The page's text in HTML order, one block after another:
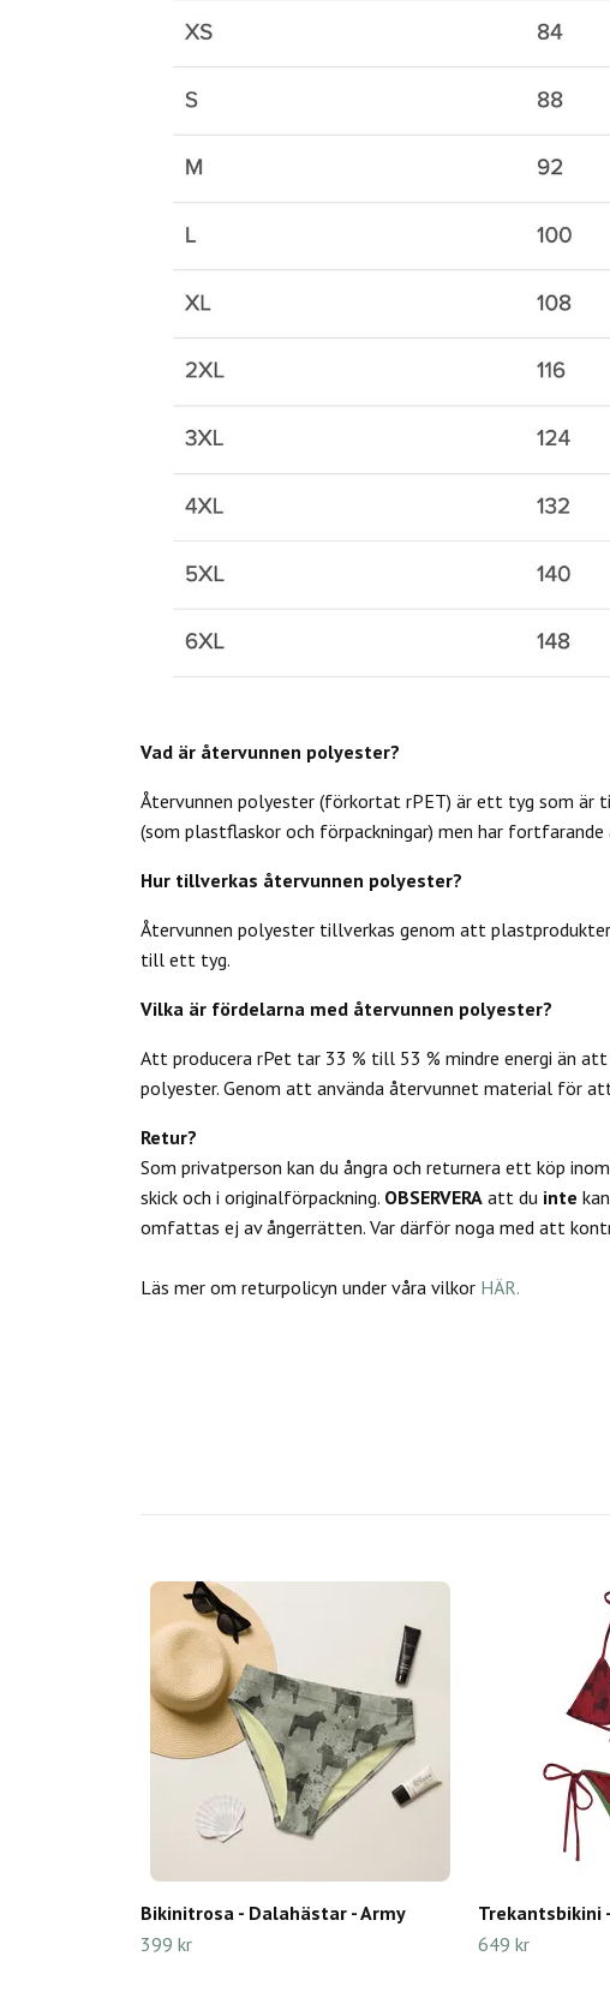
Vad är återvunnen polyester?
Återvunnen polyester (förkortat rPET) är ett tyg som är
(som plastflaskor och förpackningar) men har
Hur tillverkas återvunnen polyester?
Återvunnen polyester tillverkas genom att
till ett tyg.
Vilka är fördelarna med återvunnen polyester?
Att producera rPet tar 33 % till 53 % mindre energi än
polyester. Genom att använda återvunnet material för
Retur?
Som privatperson kan du ångra och returnera ett köp
skick och i originalförpackning. OBSERVERA att du inte
omfattas ej av ångerrätten. Var därför noga med att
Läs mer om returpolicyn under våra vilkor HÄR.
Bikinitrosa - Dalahästar - Army
399 kr
Trekantsbikini
649 kr